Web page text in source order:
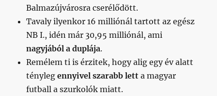
Balmazújvárosra cserélődött.
Tavaly ilyenkor 16 milliónál tartott az egész
NB I., idén már 30,95 milliónál, ami
nagyjából a duplája.
Remélem ti is érzitek, hogy alig egy év alatt
ténylegennyivel szarabb letta magyar
futball a szurkolók miatt.